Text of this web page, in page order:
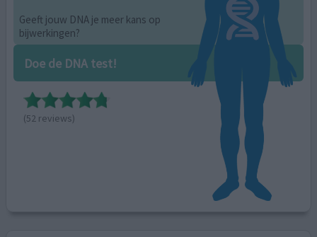
Geeft jouw DNA je meer kans op
bijwerkingen?
Doe de DNA test!
(52 reviews)